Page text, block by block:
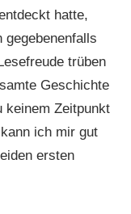
hatte,
trüben
Geschichte
keinem Zeitpunkt
ich mir gut
ersten